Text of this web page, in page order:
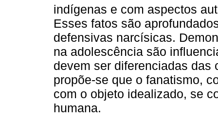
indígenas e com aspectos
Esses fatos são
defensivas narcísicas.
na adolescência são
devem ser diferenciadas das
propõe-se que o fanatismo,
com o objeto idealizado, se
humana.